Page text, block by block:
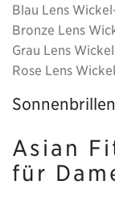
Blau Lens
Bronze Lens
Grau Lens
Rose Lens
Asian
für